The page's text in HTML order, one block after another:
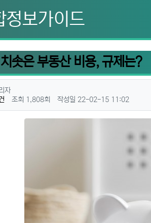
정보가이드
치솟은 부동산 비용, 규제는?
자 정보
자
조회 1,808회 작성일 22-02-15 11:02
텐츠 정보